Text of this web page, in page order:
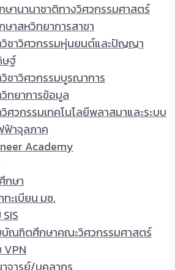
ษานานาชาติทางวิศวกรรมศาสตร์
าสหวิทยาการสาขา
วิชาวิศวกรรมหุ่นยนต์และปัญญา
ษฐ์
วิชาวิศวกรรมบูรณาการ
วิทยาการข้อมูล
ศวกรรมเทคโนโลยีพลาสมาและระบบ
ฟ้าจุลภาค
Academy
กษา
ะเบียน มช.
SIS
บัณฑิตศึกษาคณะวิศวกรรมศาสตร์
VPN
จารย์/บุคลากร